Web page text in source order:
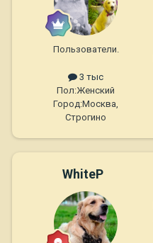
Пользователи.
3 тыс
Пол:Женский
Город:Москва,
Строгино
WhiteP